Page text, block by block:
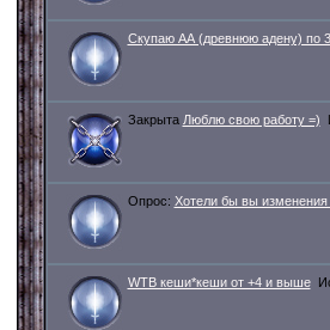
Скупаю АА (древнюю адену) по 3
Закрыта Люблю свою работу =)
Опрос: Хотели бы вы
WTB кеши*кеши от +4 и выше